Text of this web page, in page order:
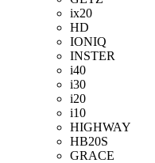
ix20
HD
IONIQ
INSTER
i40
i30
i20
i10
HIGHWAY
HB20S
GRACE